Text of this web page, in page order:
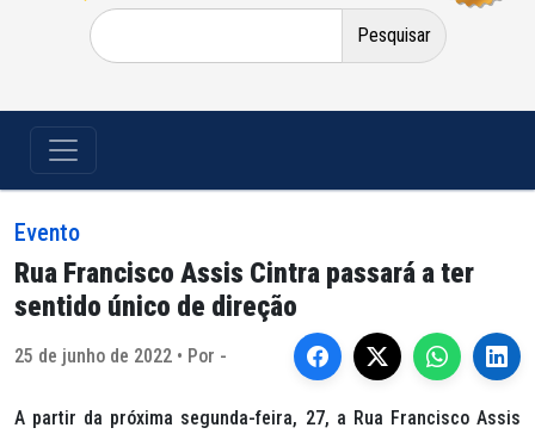
Pesquisar
por:
Evento
Rua Francisco Assis Cintra passará a ter
sentido único de direção
25 de junho de 2022 • Por -
A partir da próxima segunda-feira, 27, a Rua Francisco Assis